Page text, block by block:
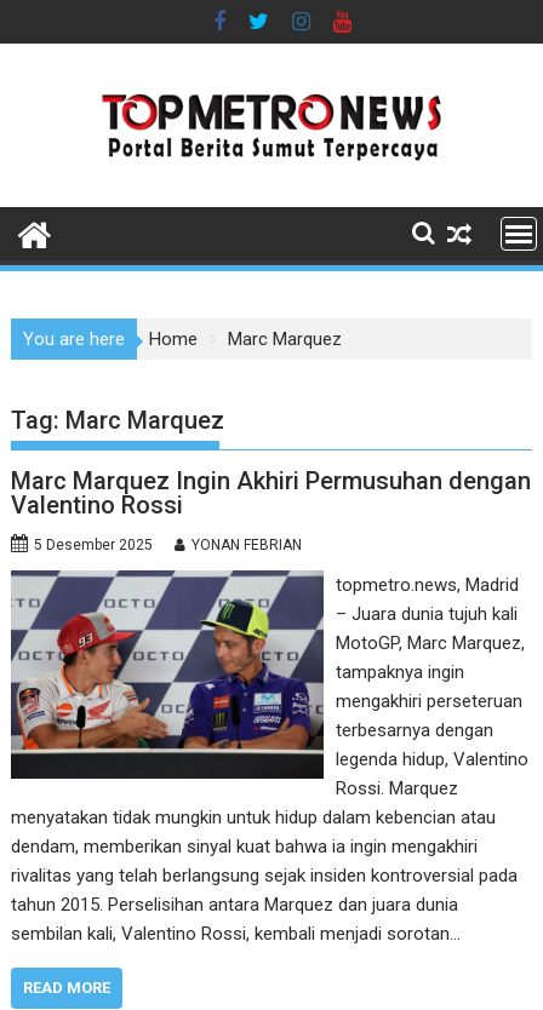
to
You are here Home Marc Marquez
Tag: Marc Marquez
Marc Marquez Ingin Akhiri Permusuhan dengan
Valentino Rossi
5 Desember 2025 YONAN FEBRIAN
topmetro.news, Madrid
– Juara dunia tujuh kali
MotoGP, Marc Marquez,
tampaknya ingin
mengakhiri perseteruan
terbesarnya dengan
legenda hidup, Valentino
Rossi. Marquez
menyatakan tidak mungkin untuk hidup dalam kebencian atau
dendam, memberikan sinyal kuat bahwa ia ingin mengakhiri
rivalitas yang telah berlangsung sejak insiden kontroversial pada
tahun 2015. Perselisihan antara Marquez dan juara dunia
sembilan kali, Valentino Rossi, kembali menjadi sorotan…
READ MORE